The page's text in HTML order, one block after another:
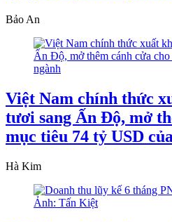
Bảo An
Việt Nam chính thức
tươi sang Ấn Độ, mở
mục tiêu 74 tỷ USD
Hà Kim